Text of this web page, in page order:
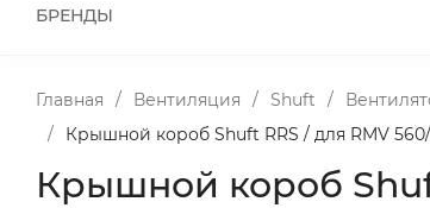
БРЕНДЫ
Главная / Вентиляция / Shuft /
/
Крышной короб Shuft RRS / для RMV
Крышной короб